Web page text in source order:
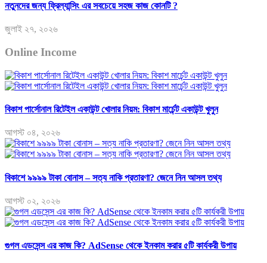
নতুনদের জন্য ফ্রিল্যান্সিং এর সবচেয়ে সহজ কাজ কোনটি ?
জুলাই ২৭, ২০২৬
Online Income
বিকাশ পার্সোনাল রিটেইল একাউন্ট খোলার নিয়ম: বিকাশ মার্চেন্ট একাউন্ট খুলুন
আগস্ট ০৪, ২০২৬
বিকাশে ৯৯৯৯ টাকা বোনাস – সত্য নাকি প্রতারণা? জেনে নিন আসল তথ্য
আগস্ট ০২, ২০২৬
গুগল এডসেন্স এর কাজ কি? AdSense থেকে ইনকাম করার ৫টি কার্যকরী উপায়